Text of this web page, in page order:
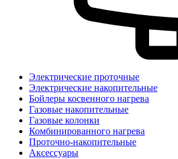
Электрические проточные
Электрические накопительные
Бойлеры косвенного нагрева
Газовые накопительные
Газовые колонки
Комбинированного нагрева
Проточно-накопительные
Аксессуары